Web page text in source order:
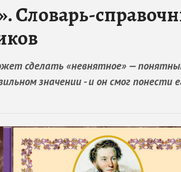
Словарь-
сделать «невнятное» —
значении - и он смог понести